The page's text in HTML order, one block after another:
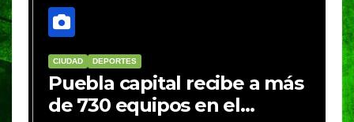
CIUDAD DEPORTES
Puebla capital recibe a más
de 730 equipos en el